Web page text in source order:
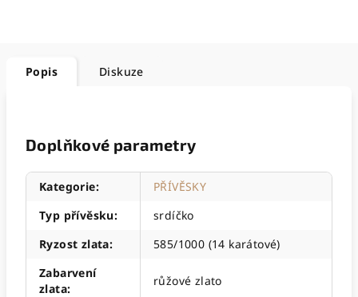
Popis Diskuze
Doplňkové parametry
Kategorie:
PŘÍVĚSKY
Typ přívěsku:
srdíčko
Ryzost zlata:
585/1000 (14 karátové)
Zabarvení
zlata:
růžové zlato